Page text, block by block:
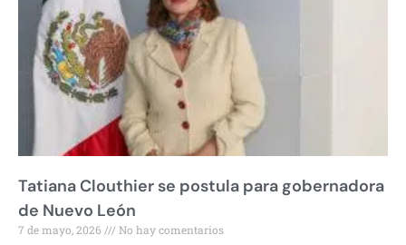
Tatiana Clouthier se postula para gobernadora
de Nuevo León
7 de mayo, 2026 No hay comentarios